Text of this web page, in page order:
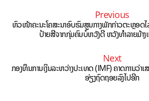
Previous
ຫົວໜ້າຄະນະໂຄສະນາອົບຮົມສູນກາງພັກກ່າວຕະຫຼອດ
ປ້າຍສີຈາກກຸ່ມຄົນບໍ່ຫວັງດີ ຫວັງທຳລາຍມ້າ
Next
ກອງທຶນການເງິນລະຫວ່າງປະເທດ (IMF) ຄາດການວ່າ
ອ່ຽງຖົດຖອຍລົງໄປອີກ